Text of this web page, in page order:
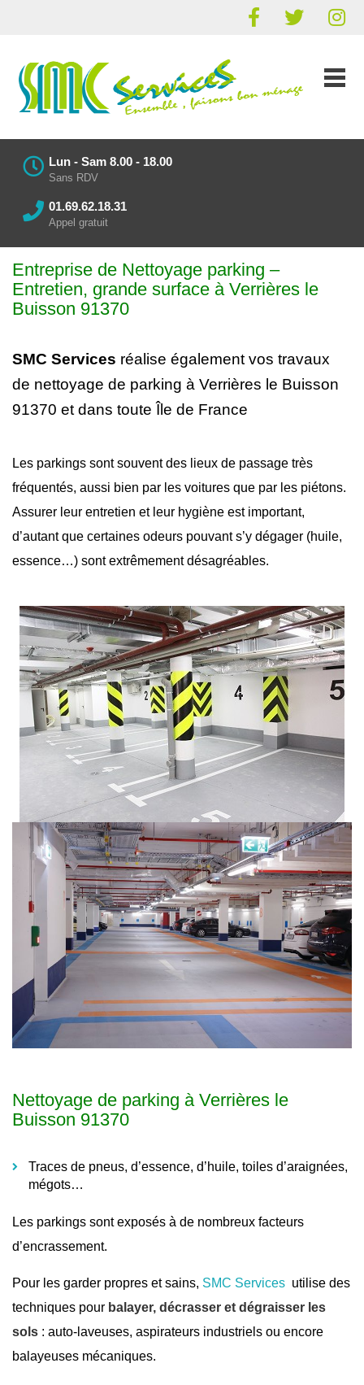
Lun - Sam 8.00 - 18.00
Sans RDV
01.69.62.18.31
Appel gratuit
Entreprise de Nettoyage parking –
Entretien, grande surface à Verrières le
Buisson 91370
SMC Services réalise également vos travaux
de nettoyage de parking à Verrières le Buisson
91370 et dans toute Île de France
Les parkings sont souvent des lieux de passage très
fréquentés, aussi bien par les voitures que par les piétons.
Assurer leur entretien et leur hygiène est important,
d’autant que certaines odeurs pouvant s’y dégager (huile,
essence…) sont extrêmement désagréables.
Nettoyage de parking à Verrières le
Buisson 91370
Traces de pneus, d’essence, d’huile, toiles d’araignées,
mégots…
Les parkings sont exposés à de nombreux facteurs
d’encrassement.
Pour les garder propres et sains, SMC Services utilise des
techniques pour balayer, décrasser et dégraisser les
sols : auto-laveuses, aspirateurs industriels ou encore
balayeuses mécaniques.